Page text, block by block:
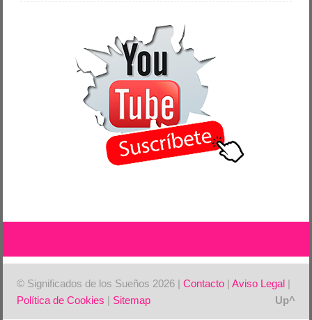
© Significados de los Sueños 2026 |Contacto |Aviso Legal |
Política de Cookies | Sitemap